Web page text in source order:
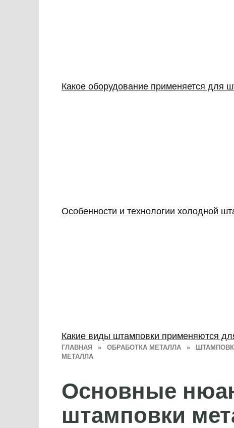
ГЛАВНАЯ » ОБРАБОТКА МЕТАЛЛА »
МЕТАЛЛА
Основные
штамповки
Какое оборудование применяется для
Особенности и технологии холодной
Какие виды штамповки применяются